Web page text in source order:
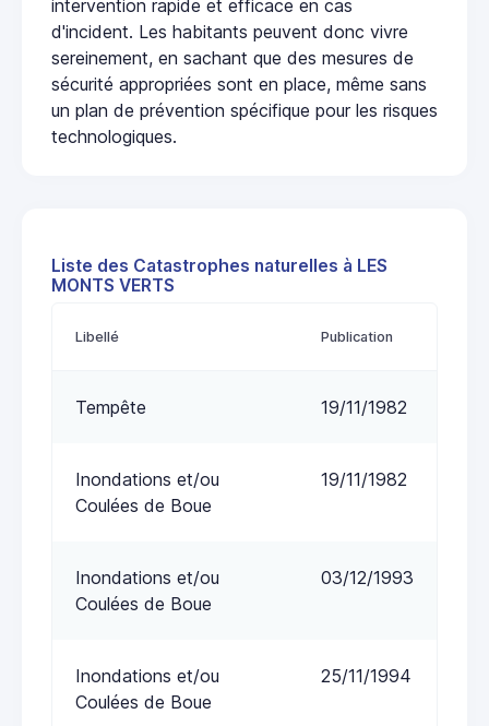
intervention rapide et efficace en cas
d'incident. Les habitants peuvent donc vivre
sereinement, en sachant que des mesures de
sécurité appropriées sont en place, même sans
un plan de prévention spécifique pour les risques
technologiques.
Liste des Catastrophes naturelles à LES
MONTS VERTS
Libellé Publication
Tempête 19/11/1982
Inondations et/ou
Coulées de Boue
19/11/1982
Inondations et/ou
Coulées de Boue
03/12/1993
Inondations et/ou
Coulées de Boue
25/11/1994